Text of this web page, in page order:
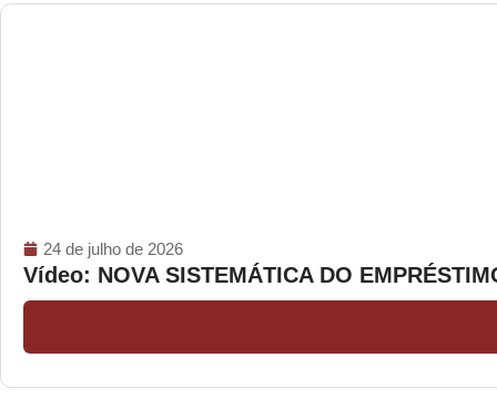
24 de julho de 2026
Vídeo: NOVA SISTEMÁTICA DO